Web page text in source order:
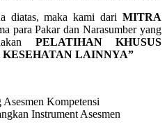
diatas, maka kami dari MITRA
para Pakar dan Narasumber yang
PELATIHAN KHUSUS
KESEHATAN LAINNYA”
Asesmen Kompetensi
Instrument Asesmen